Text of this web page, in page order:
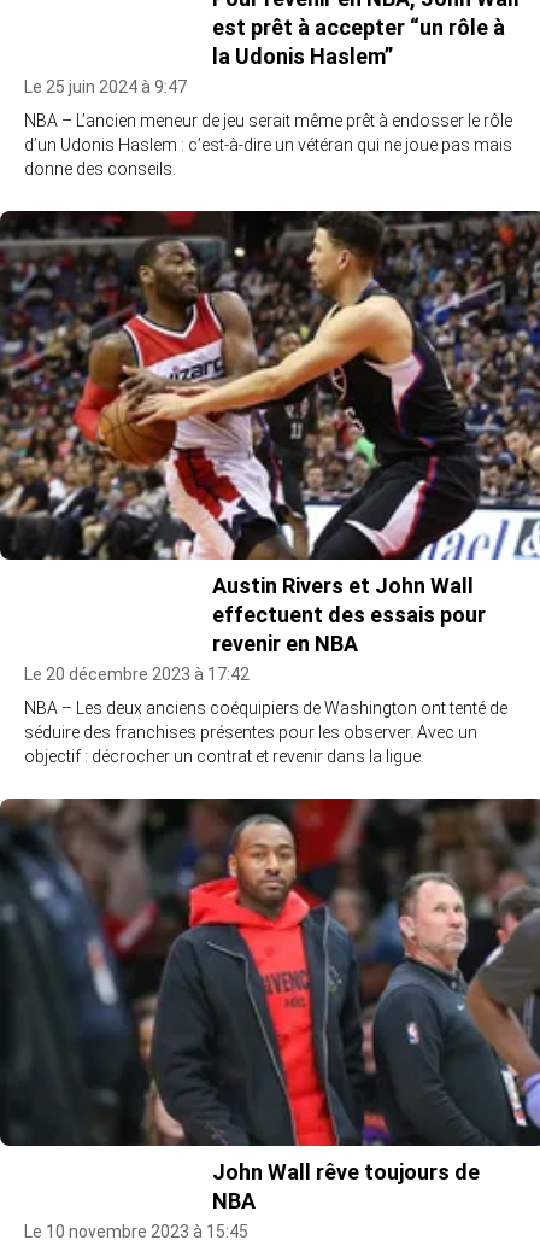
est prêt à accepter “un rôle à
la Udonis Haslem”
Le 25 juin 2024 à 9:47
NBA – L’ancien meneur de jeu serait même prêt à endosser le rôle
d’un Udonis Haslem : c’est-à-dire un vétéran qui ne joue pas mais
donne des conseils.
Austin Rivers et John Wall
effectuent des essais pour
revenir en NBA
Le 20 décembre 2023 à 17:42
NBA – Les deux anciens coéquipiers de Washington ont tenté de
séduire des franchises présentes pour les observer. Avec un
objectif : décrocher un contrat et revenir dans la ligue.
John Wall rêve toujours de
NBA
Le 10 novembre 2023 à 15:45